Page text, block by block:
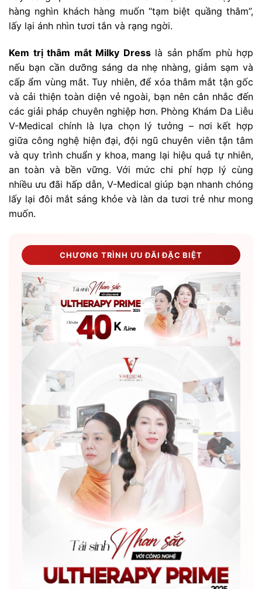
hàng nghìn khách hàng muốn “tạm biệt quầng thâm”,
lấy lại ánh nhìn tươi tắn và rạng ngời.
Kem trị thâm mắt Milky Dresslà sản phẩm phù hợp
nếu bạn cần dưỡng sáng da nhẹ nhàng, giảm sạm và
cấp ẩm vùng mắt. Tuy nhiên, để xóa thâm mắt tận gốc
và cải thiện toàn diện vẻ ngoài, bạn nên cân nhắc đến
các giải pháp chuyên nghiệp hơn. Phòng Khám Da Liễu
V-Medical chính là lựa chọn lý tưởng – nơi kết hợp
giữa công nghệ hiện đại, đội ngũ chuyên viên tận tâm
và quy trình chuẩn y khoa, mang lại hiệu quả tự nhiên,
an toàn và bền vững. Với mức chi phí hợp lý cùng
nhiều ưu đãi hấp dẫn, V-Medical giúp bạn nhanh chóng
lấy lại đôi mắt sáng khỏe và làn da tươi trẻ như mong
muốn.
CHƯƠNG TRÌNH ƯU ĐÃI ĐẶC BIỆT